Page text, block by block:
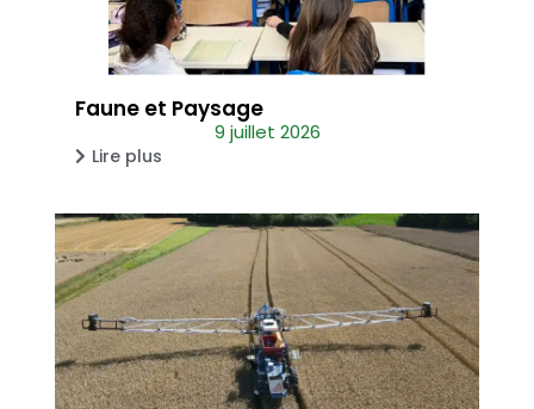
Faune et Paysage
9 juillet 2026
Lire plus